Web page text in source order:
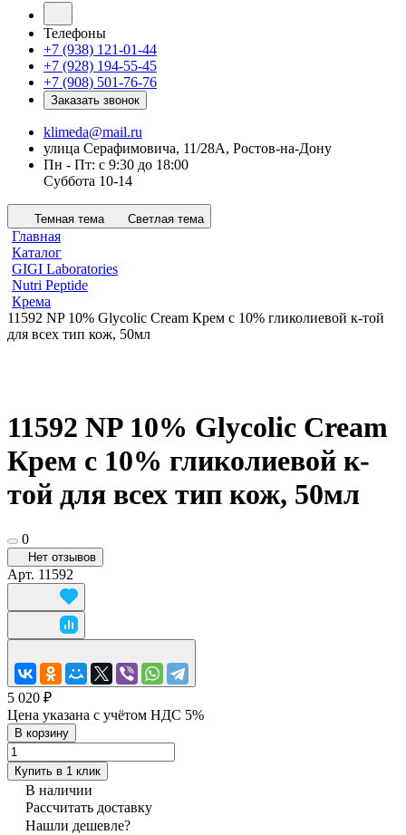
Телефоны
+7 (938) 121-01-44
+7 (928) 194-55-45
+7 (908) 501-76-76
Заказать звонок
klimeda@mail.ru
улица Серафимовича, 11/28А, Ростов-на-Дону
Пн - Пт: с 9:30 до 18:00
Суббота 10-14
Темная тема Светлая тема
Главная
Каталог
GIGI Laboratories
Nutri Peptide
Крема
11592 NP 10% Glycolic Cream Крем с 10% гликолиевой к-той
для всех тип кож, 50мл
11592 NP 10% Glycolic Cream
Крем с 10% гликолиевой к-
той для всех тип кож, 50мл
0
Нет отзывов
Арт. 11592
5 020 ₽
Цена указана с учётом НДС 5%
В корзину
Купить в 1 клик
В наличии
Рассчитать доставку
Нашли дешевле?